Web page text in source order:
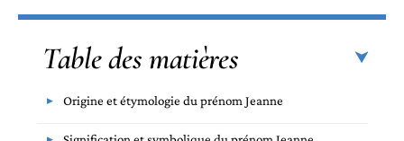
Table des matières
Origine et étymologie du prénom Jeanne